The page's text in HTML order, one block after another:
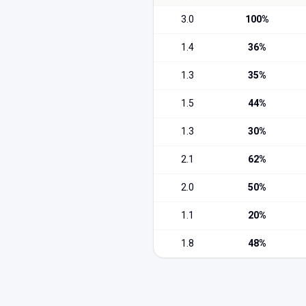
100%
3.0
36%
1.4
35%
1.3
44%
1.5
30%
1.3
62%
2.1
50%
2.0
20%
1.1
48%
1.8